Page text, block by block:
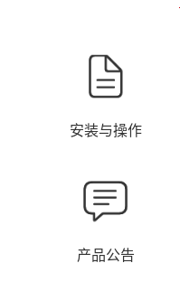
安装与操作
产品公告